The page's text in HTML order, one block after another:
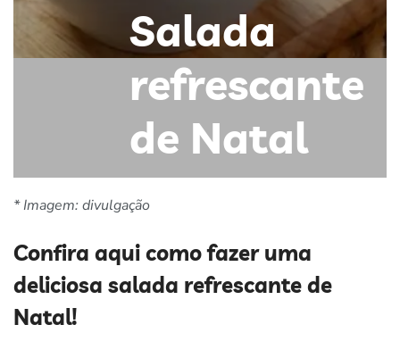
Salada
refrescante
de Natal
* Imagem: divulgação
Confira aqui como fazer uma
deliciosa salada refrescante de
Natal!